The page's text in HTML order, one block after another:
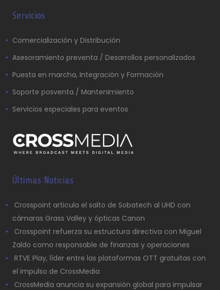
Servicios
Comercialización y Distribución
Asesoramiento preventa / Desarrollos personalizados
Puesta en marcha, Integración y Formación
Soporte posventa / Mantenimiento
Servicios especiales para eventos
Últimas Noticias
Crosspoint articula el salto de Sobatech al UHD con
cámaras Grass Valley y ópticas Canon
Crosspoint refuerza su estructura directiva con Miguel
Zaldo como responsable de finanzas y operaciones
RTVE Play, líder entre las plataformas OTT gratuitas con
el impulso de CrossMedia
CrossMedia anuncia su expansión global para impulsar